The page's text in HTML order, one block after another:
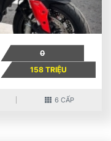
0
158 TRIỆU
6 CẤP